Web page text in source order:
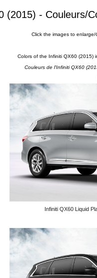
(2015) - Couleurs/
Click the images to enlarge/
Colors of the Infiniti QX60 (2015)
Couleurs de l'Infiniti QX60
Infiniti QX60 Liquid